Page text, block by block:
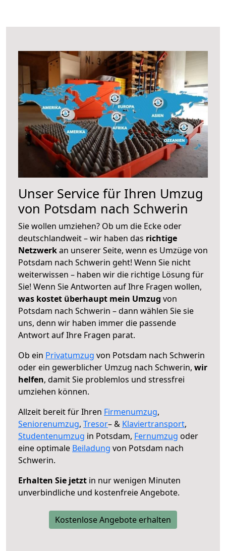
Unser Service für Ihren Umzug
von Potsdam nach Schwerin
Sie wollen umziehen? Ob um die Ecke oder
deutschlandweit – wir haben das richtige
Netzwerkan unserer Seite, wenn es Umzüge von
Potsdam nach Schwerin geht! Wenn Sie nicht
weiterwissen – haben wir die richtige Lösung für
Sie! Wenn Sie Antworten auf Ihre Fragen wollen,
was kostet überhaupt mein Umzug von
Potsdam nach Schwerin – dann wählen Sie sie
uns, denn wir haben immer die passende
Antwort auf Ihre Fragen parat.
Ob ein Privatumzug von Potsdam nach Schwerin
oder ein gewerblicher Umzug nach Schwerin, wir
helfen, damit Sie problemlos und stressfrei
umziehen können.
Allzeit bereit für Ihren Firmenumzug,
Seniorenumzug, Tresor– & Klaviertransport,
Studentenumzug in Potsdam, Fernumzug oder
eine optimale Beiladung von Potsdam nach
Schwerin.
Erhalten Sie jetzt in nur wenigen Minuten
unverbindliche und kostenfreie Angebote.
Kostenlose Angebote erhalten